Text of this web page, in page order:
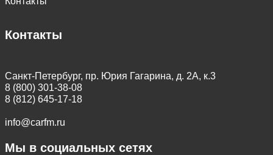
Контакты
Санкт-Петербург, пр. Юрия Гагарина, д. 2А, к.3
8 (800) 301-38-08
8 (812) 645-17-18
info@carfm.ru
Мы в социальных сетях